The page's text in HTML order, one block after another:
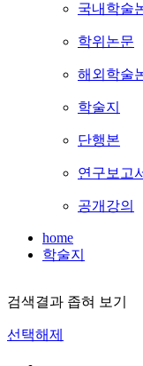
국내학술
학위논문
해외학술
학술지
단행본
연구보고
공개강의
home
학술지
검색결과 좁혀 보기
선택해제